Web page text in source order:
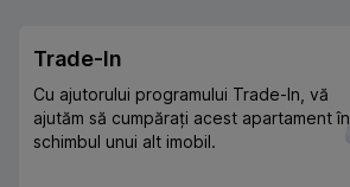
Trade-In
Cu ajutorului programului Trade-In, vă
ajutăm să cumpărați acest apartament în
schimbul unui alt imobil.